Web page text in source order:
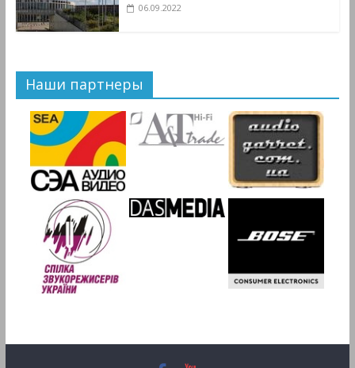
06.09.2022
Наши партнеры